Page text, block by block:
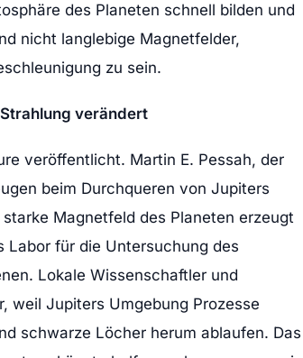
des Planeten schnell bilden und
nicht langlebige Magnetfelder,
zu sein.
verändert
veröffentlicht. Martin E. Pessah, der
beim Durchqueren von Jupiters
Magnetfeld des Planeten erzeugt
Labor für die Untersuchung des
Lokale Wissenschaftler und
weil Jupiters Umgebung Prozesse
schwarze Löcher herum ablaufen. Das